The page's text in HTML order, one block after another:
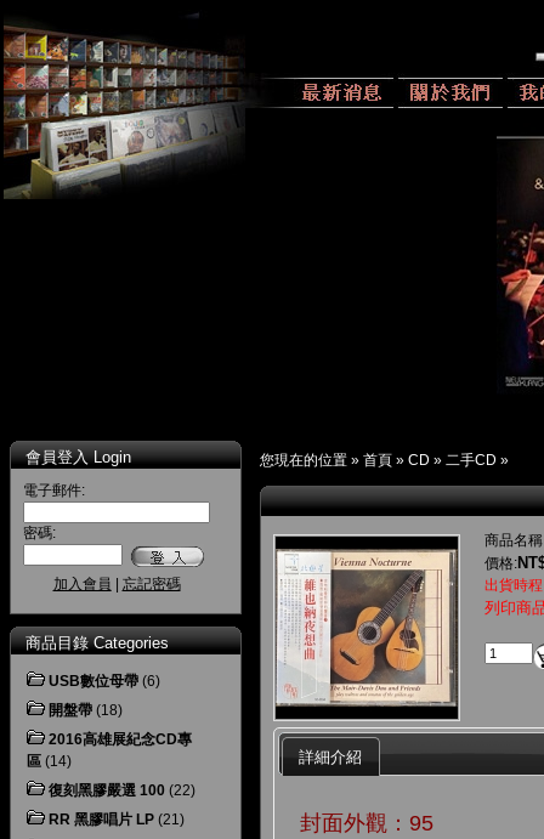
會員登入 Login
電子郵件:
密碼:
加入會員 忘記密碼
商品目錄 Categories
USB數位母帶 (6)
開盤帶 (18)
2016高雄展紀念CD專
區 (14)
復刻黑膠嚴選 100 (22)
RR 黑膠唱片 LP (21)
您現在的位置 » 首頁 » CD » 二手CD »
商品名
價格:
出貨時
列印商
詳細介紹
封面外觀：95